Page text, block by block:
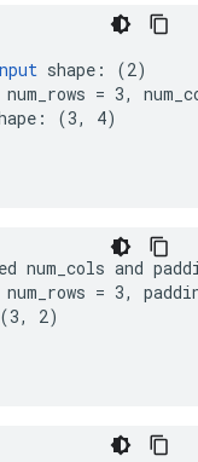
shape: (2)
= 3,
(3, 4)
and
= 3,
2)